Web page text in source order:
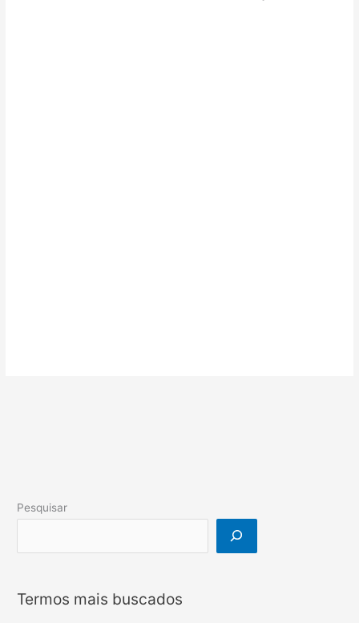
Pesquisar
Termos mais buscados